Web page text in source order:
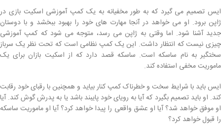
ایس تصمیم می گیرد که به طور مخفیانه به یک کمپ آموزشی اسکیت بازی در
ژاپن برود. او می خواهد در آنجا مهارت های خود را بهبود ببخشد و با دوستان
جدید آشنا شود. اما وقتی به ژاپن می رسد، متوجه می شود که کمپ آموزشی
چیزی نیست که انتظار داشت. این یک کمپ نظامی است که تحت نظر یک سرباز
سختگیر به نام ساسکه است. ساسکه قصد دارد که از اسکیت بازان برای یک
ماموریت مخفی استفاده کند.
ایس باید با شرایط سخت و خطرناک کمپ کنار بیاید و همچنین با رقبای خود رقابت
کند. او باید تصمیم بگیرد که آیا به رویای خود پایبند باشد یا به پدرش گوش کند. آیا
او موفق خواهد شد؟ آیا او عشق واقعی را پیدا خواهد کرد؟ آیا او ماموریت ساسکه
را قبول خواهد کرد؟